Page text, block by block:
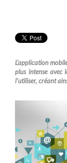
L’application
plus intense avec
l’utiliser, créant